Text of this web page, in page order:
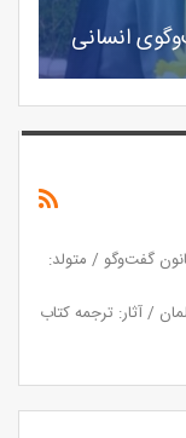
انسانی
گفت‌وگو / متولد:
/ آثار: ترجمه کتاب